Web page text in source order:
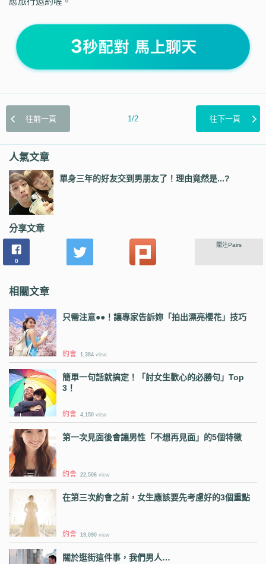
往前一頁 1/2 往下一頁
人氣文章
單身三年的好友交到男朋友了！理由竟然是...?
分享文章
0
關注Pairs
相關文章
只需注意●●！讓專家告訴妳「拍出漂亮櫻花」技巧
約會 1,384 view
簡單一句話就搞定！「討女生歡心的必勝句」Top
3！
約會 4,150 view
第一次見面後會讓男性「不想再見面」的5個特徵
約會 22,506 view
在第三次約會之前，女生應該要先考慮好的3個重點
約會 19,090 view
關於逛街這件事，我們男人…